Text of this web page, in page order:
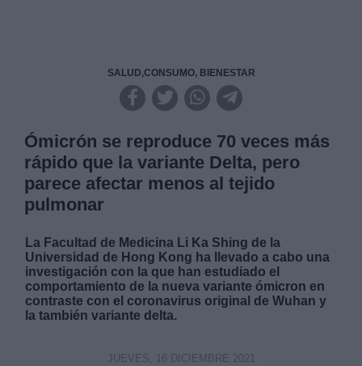
SALUD,CONSUMO, BIENESTAR
Ómicrón se reproduce 70 veces más
rápido que la variante Delta, pero
parece afectar menos al tejido
pulmonar
La Facultad de Medicina Li Ka Shing de la
Universidad de Hong Kong ha llevado a cabo una
investigación con la que han estudiado el
comportamiento de la nueva variante ómicron en
contraste con el coronavirus original de Wuhan y
la también variante delta.
JUEVES, 16 DICIEMBRE 2021